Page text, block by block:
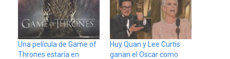
Una película de Game of
Thrones estaría en
Huy Quan y Lee Curtis
ganan el Oscar como